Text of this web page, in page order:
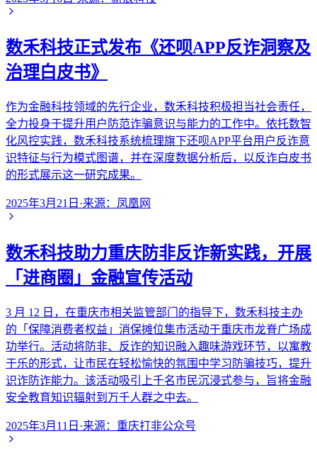
数禾科技正式发布《还呗APP反诈洞察及
治理白皮书》
作为金融科技领域的先行企业，数禾科技积极担当社会责任，
全力投身于提升用户防范诈骗意识与能力的工作中。依托数智
化风控实践，数禾科技系统梳理旗下还呗APP平台用户反诈意
识特征与行为模式图谱，并在深度数据分析后，以反诈白皮书
的形式展示这一研究成果。
2025年3月21日 ·来源： 凤凰网
数禾科技助力重庆防非反诈新实践，开展
「进商圈」金融宣传活动
3 月 12 日，在重庆市相关监管部门的指导下，数禾科技主办
的「保障消费者权益」消保摊位集市活动于重庆市龙脊广场成
功举行。活动将防非、反诈的知识融入趣味游戏环节，以寓教
于乐的形式，让市民在轻松愉快的氛围中学习防骗技巧，提升
识诈防诈能力。该活动吸引上千名市民沉浸式参与，旨将金融
安全教育知识辐射到万千人群之中去。
2025年3月11日 ·来源： 重庆打非公众号